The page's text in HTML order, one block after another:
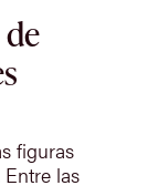
figuras
las